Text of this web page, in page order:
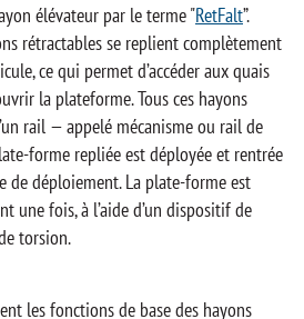
élévateur par le terme "RetFalt”.
rétractables se replient complètement
ce qui permet d’accéder aux quais
la plateforme. Tous ces hayons
rail — appelé mécanisme ou rail de
forme repliée est déployée et rentrée
de déploiement. La plate-forme est
une fois, à l’aide d’un dispositif de
torsion.